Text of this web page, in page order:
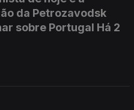
da Petrozavodsk
sobre Portugal Há 2